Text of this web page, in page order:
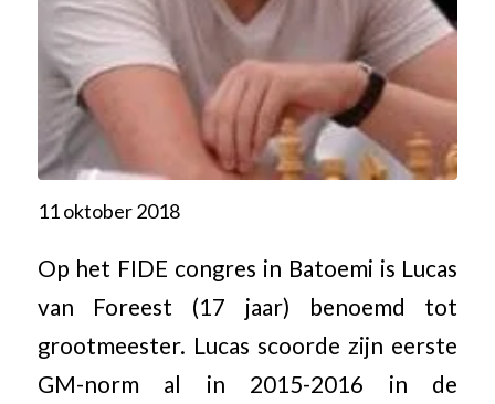
11 oktober 2018
Op het FIDE congres in Batoemi is Lucas
van Foreest (17 jaar) benoemd tot
grootmeester. Lucas scoorde zijn eerste
GM-norm al in 2015-2016 in de